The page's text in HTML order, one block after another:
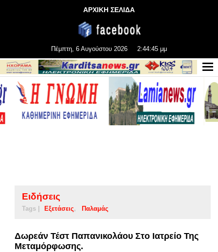
ΑΡΧΙΚΗ ΣΕΛΙΔΑ
Πέμπτη, 6 Αυγούστου 2026 2:44:45 μμ
Ειδήσεις
Tags | Εξετάσεις Παλαμάς
Δωρεάν Τέστ Παπανικολάου Στο Ιατρείο Της
Μεταμόρφωσης.